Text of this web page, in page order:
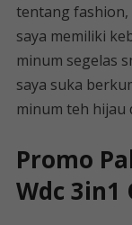
tentang fashion,
saya memiliki
minum segelas
saya suka
minum teh hijau
Promo
Wdc 3in1